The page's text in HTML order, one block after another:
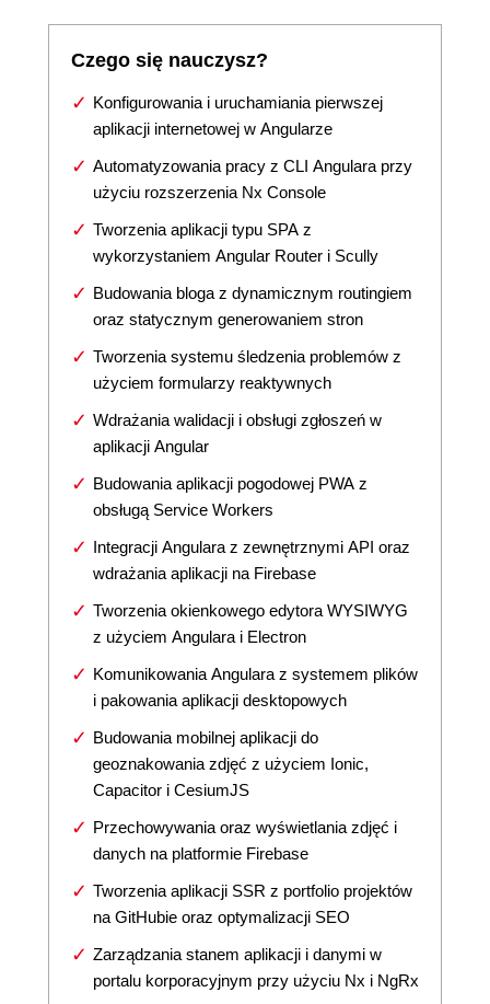
Czego się nauczysz?
Konfigurowania i uruchamiania pierwszej
aplikacji internetowej w Angularze
Automatyzowania pracy z CLI Angulara przy
użyciu rozszerzenia Nx Console
Tworzenia aplikacji typu SPA z
wykorzystaniem Angular Router i Scully
Budowania bloga z dynamicznym routingiem
oraz statycznym generowaniem stron
Tworzenia systemu śledzenia problemów z
użyciem formularzy reaktywnych
Wdrażania walidacji i obsługi zgłoszeń w
aplikacji Angular
Budowania aplikacji pogodowej PWA z
obsługą Service Workers
Integracji Angulara z zewnętrznymi API oraz
wdrażania aplikacji na Firebase
Tworzenia okienkowego edytora WYSIWYG
z użyciem Angulara i Electron
Komunikowania Angulara z systemem plików
i pakowania aplikacji desktopowych
Budowania mobilnej aplikacji do
geoznakowania zdjęć z użyciem Ionic,
Capacitor i CesiumJS
Przechowywania oraz wyświetlania zdjęć i
danych na platformie Firebase
Tworzenia aplikacji SSR z portfolio projektów
na GitHubie oraz optymalizacji SEO
Zarządzania stanem aplikacji i danymi w
portalu korporacyjnym przy użyciu Nx i NgRx